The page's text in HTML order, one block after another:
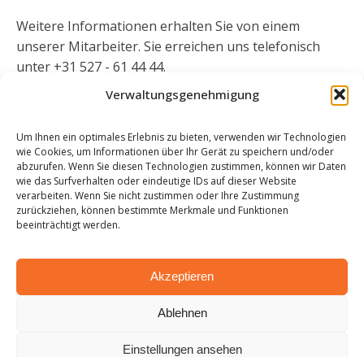
Verwaltungsgenehmigung
Um Ihnen ein optimales Erlebnis zu bieten, verwenden wir Technologien
wie Cookies, um Informationen über Ihr Gerät zu speichern und/oder
abzurufen. Wenn Sie diesen Technologien zustimmen, können wir Daten
wie das Surfverhalten oder eindeutige IDs auf dieser Website
verarbeiten. Wenn Sie nicht zustimmen oder Ihre Zustimmung
zurückziehen, können bestimmte Merkmale und Funktionen
beeinträchtigt werden.
Akzeptieren
Ablehnen
Einstellungen ansehen
Weitere Informationen erhalten Sie von einem
unserer Mitarbeiter. Sie erreichen uns telefonisch
unter +31 527 - 61 44 44.
Big Bags für Katastrophen
kaufen
Wenden Sie sich bei Katastrophen und Notfällen an
unseren 24/7-Service, damit Sie problemlos Ihre Big
Bags für Katastrophen kaufen können. Wir verkaufen
viele verschiedene Arten und Größen von Big Bags,
Ihren Notfall geeignet ist. Wir haben zum Beispiel
Mini Big Bags, Big Bags Standard, UN Gefahrgut Big
Bags und viele mehr. Unsere Big Bags sind aus
extremen Wetterbedingungen stand. Nehmen Sie